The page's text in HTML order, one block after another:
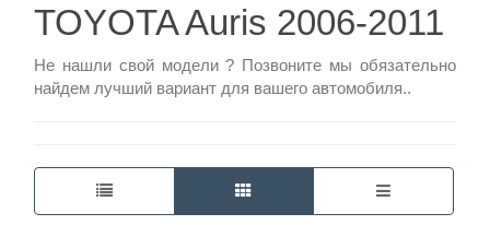
13-
Режим
работы
TOYOTA Auris 2006-2011
Не нашли свой модели ? Позвоните мы обязательно
найдем лучший вариант для вашего автомобиля..